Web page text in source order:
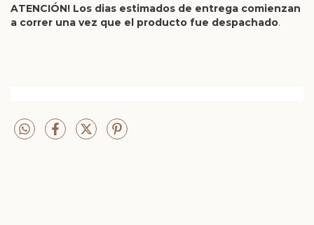
ATENCIÓN! Los dias estimados de entrega comienzan
a correr una vez que el producto fue despachado.